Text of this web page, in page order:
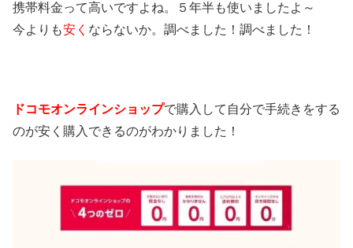
携帯料金って高いですよね。５年半も使いましたよ～
今よりも安く ならないか。調べました！調べました！
ドコモオンラインショップで購入して自分で手続きをする
のが安く購入できるのがわかりました！